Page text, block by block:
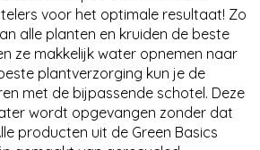
voor het optimale resultaat! Zo
alle planten en kruiden de beste
ze makkelijk water opnemen naar
plantverzorging kun je de
met de bijpassende schotel. Deze
wordt opgevangen zonder dat
producten uit de Green Basics